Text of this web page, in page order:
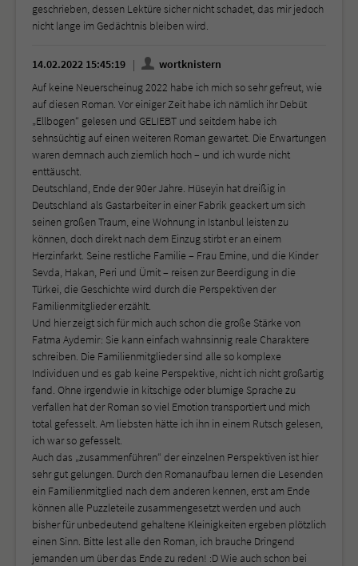
geschrieben, dessen Lektüre sicher nicht schadet, das mir jedoch
nicht lange im Gedächtnis bleiben wird.
14.02.2022 15:45:19
wortknistern
Auf keine Neuerscheinug 2022 habe ich mich so sehr gefreut, wie
auf diesen Roman. Vor einiger Zeit habe ich nämlich ihr Debüt
„Ellbogen“ gelesen und GELIEBT und seitdem habe ich
sehnsüchtig auf einen weiteren Roman gewartet. Die Erwartungen
waren demnach auch ziemlich hoch – und ich wurde nicht
enttäuscht.
Deutschland, Ende der 90er Jahre. Hüseyin hat dreißig in
Deutschland als Gastarbeiter in einer Fabrik geackert um sich
seinen großen Traum, eine Wohnung in Istanbul leisten zu
können, doch direkt nach dem Einzug stirbt er an einem
Herzinfarkt. Seine restliche Familie – Frau Emine, und die Kinder
Sevda, Hakan, Peri und Ümit – reisen zur Beerdigung in die
Türkei, die Geschichte wird durch die Perspektiven der
Familienmitglieder erzählt.
Und hier zeigt sich für mich auch schon die große Stärke von
Fatma Aydemir: Sie kann einfach wahnsinnig reale Charaktere
schreiben. Die Familienmitglieder sind alle so komplexe
Individuen und es gab keine Perspektive, nicht ich nicht großartig
fand. Ohne irgendwie in kitschige oder blumige Sprache zu
verfallen hat der Roman so viel Emotion transportiert und mich
total gefesselt. Am liebsten hätte ich ihn in einem Rutsch gelesen,
ich war so gefesselt.
Auch das „zusammenführen“ der einzelnen Perspektiven ist hier
sehr gut gelungen. Durch den Romanaufbau lernen die Lesenden
ein Familienmitglied nach dem anderen kennen, erst am Ende
können alle Puzzleteile zusammengesetzt werden und auch
bisher für unbedeutend gehaltene Kleinigkeiten ergeben plötzlich
einen Sinn. Bitte lest alle den Roman, ich brauche Dringend
jemanden um über das Ende zu reden! :D Wie auch schon bei